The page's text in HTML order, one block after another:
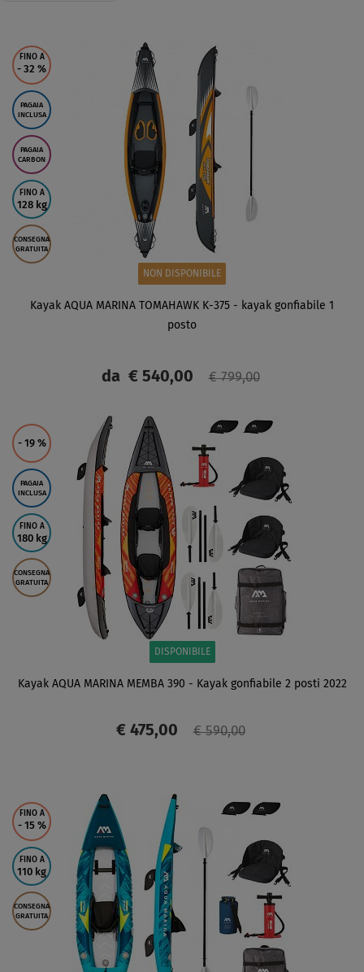
FINO A
- 32 %
PAGAIA
INCLUSA
PAGAIA
CARBON
FINO A
128 kg
CONSEGNA
GRATUITA
NON DISPONIBILE
Kayak AQUA MARINA TOMAHAWK K-375 - kayak gonfiabile 1
posto
da€ 540,00 € 799,00
- 19 %
PAGAIA
INCLUSA
FINO A
180 kg
CONSEGNA
GRATUITA
DISPONIBILE
Kayak AQUA MARINA MEMBA 390 - Kayak gonfiabile 2 posti 2022
€ 475,00 € 590,00
SCHERMO
FINO A
- 15 %
FINO A
110 kg
CONSEGNA
GRATUITA